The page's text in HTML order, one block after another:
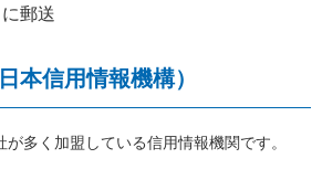
郵送
本信用情報機構）
多く加盟している信用情報機関です。